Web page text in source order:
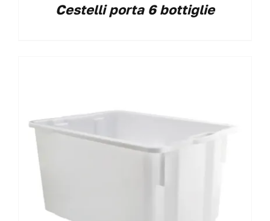
Cestelli porta 6 bottiglie